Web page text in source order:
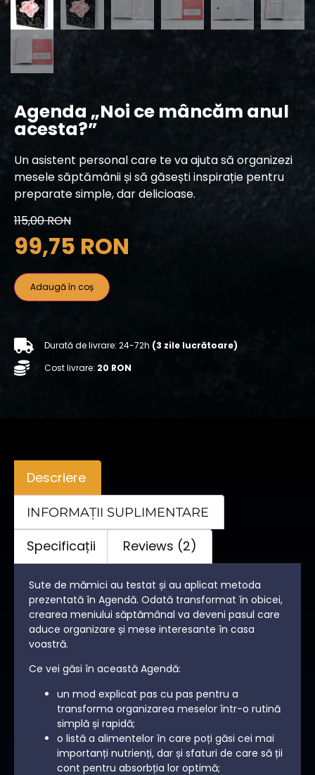
Agenda „Noi ce mâncăm anul
acesta?”
Un asistent personal care te va ajuta să organizezi
mesele săptămânii și să găsești inspirație pentru
preparate simple, dar delicioase.
115,00RON
99,75 RON
Adaugă în coș
Durată de livrare: 24-72h (3 zile lucrătoare)
Cost livrare: 20 RON
Descriere
INFORMAȚII SUPLIMENTARE
Specificații Reviews (2)
Sute de mămici au testat și au aplicat metoda
prezentată în Agendă. Odată transformat în obicei,
crearea meniului săptămânal va deveni pasul care
aduce organizare și mese interesante în casa
voastră.
Ce vei găsi în această Agendă:
un mod explicat pas cu pas pentru a
transforma organizarea meselor într-o rutină
simplă și rapidă;
o listă a alimentelor în care poți găsi cei mai
importanți nutrienți, dar și sfaturi de care să ții
cont pentru absorbția lor optimă;